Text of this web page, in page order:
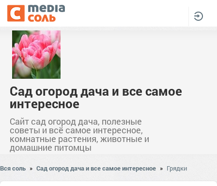
Сад огород дача и все самое
интересное
Сайт сад огород дача, полезные
советы и всё самое интересное,
комнатные растения, животные и
домашние питомцы
Вся соль » Сад огород дача и все самое интересное » Грядки